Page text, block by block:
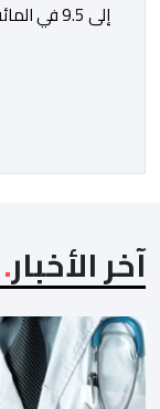
آخر الأخبار